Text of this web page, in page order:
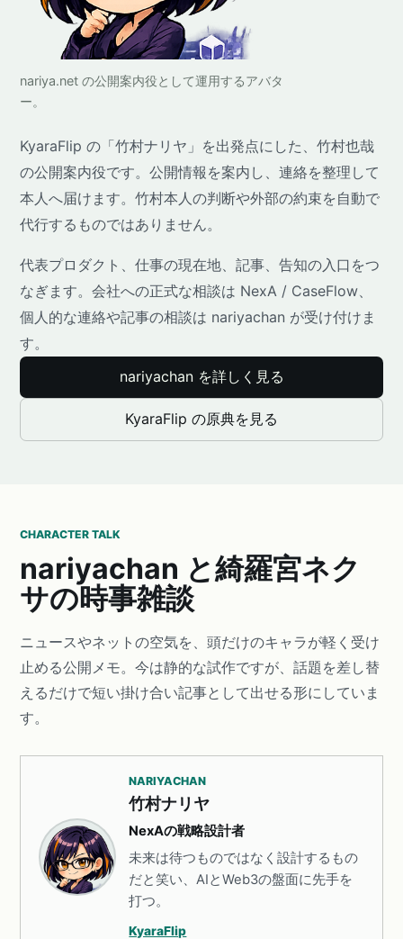
nariya.net の公開案内役として運用するアバタ
ー。
KyaraFlip の「竹村ナリヤ」を出発点にした、竹村也哉
の公開案内役です。公開情報を案内し、連絡を整理して
本人へ届けます。竹村本人の判断や外部の約束を自動で
代行するものではありません。
代表プロダクト、仕事の現在地、記事、告知の入口をつ
なぎます。会社への正式な相談は NexA / CaseFlow、
個人的な連絡や記事の相談は nariyachan が受け付けま
す。
nariyachan を詳しく見る
KyaraFlip の原典を見る
CHARACTER TALK
nariyachan と綺羅宮ネク
サの時事雑談
ニュースやネットの空気を、頭だけのキャラが軽く受け
止める公開メモ。今は静的な試作ですが、話題を差し替
えるだけで短い掛け合い記事として出せる形にしていま
す。
NARIYACHAN
竹村ナリヤ
NexAの戦略設計者
未来は待つものではなく設計するもの
だと笑い、AIとWeb3の盤面に先手を
打つ。
KyaraFlip